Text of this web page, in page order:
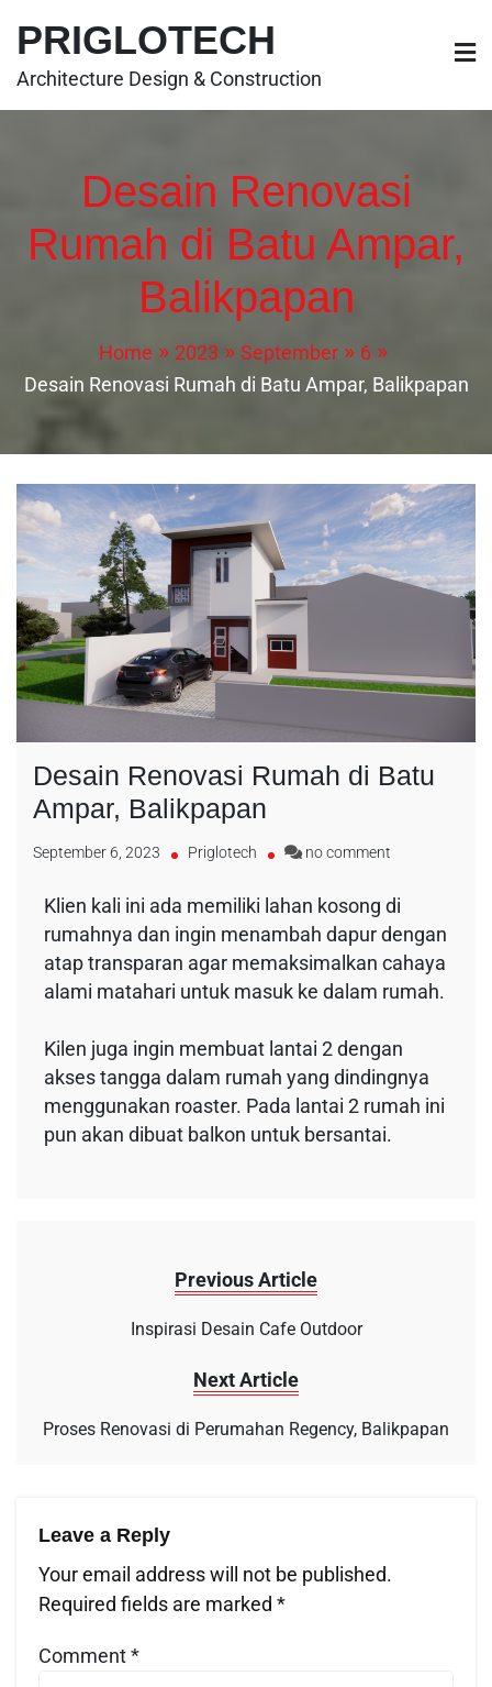
PRIGLOTECH
Architecture Design & Construction
Desain Renovasi
Rumah di Batu Ampar,
Balikpapan
Home 2023 September
6
Desain Renovasi Rumah di Batu Ampar, Balikpapan
Desain Renovasi Rumah di Batu
Ampar, Balikpapan
September 6, 2023 Priglotech no comment
Klien kali ini ada memiliki lahan kosong di
rumahnya dan ingin menambah dapur dengan
atap transparan agar memaksimalkan cahaya
alami matahari untuk masuk ke dalam rumah.
Kilen juga ingin membuat lantai 2 dengan
akses tangga dalam rumah yang dindingnya
menggunakan roaster. Pada lantai 2 rumah ini
pun akan dibuat balkon untuk bersantai.
Previous Article
Inspirasi Desain Cafe Outdoor
Next Article
Proses Renovasi di Perumahan Regency, Balikpapan
Leave a Reply
Your email address will not be published.
Required fields are marked *
Comment*